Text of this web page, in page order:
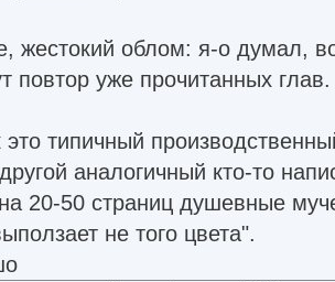
жестокий облом: я-о думал,
повтор уже прочитанных глав.
типичный
аналогичный кто-то
20-50 страниц душевные
не того цвета".